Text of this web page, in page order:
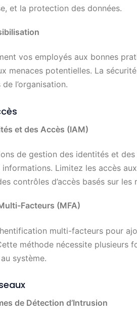
et la protection des données.
vos employés aux bonnes
menaces potentielles. La
l’organisation.
et des Accès (IAM)
de gestion des identités et
Limitez les accès
contrôles d’accès basés sur les
Facteurs (MFA)
multi-facteurs pour
méthode nécessite plusieurs
système.
de Détection d’Intrusion